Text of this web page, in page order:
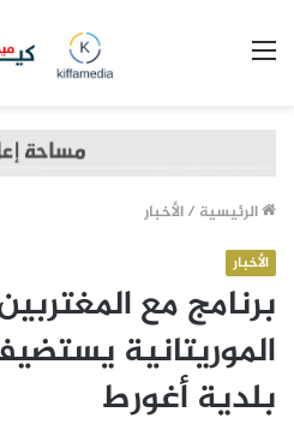
الرئيسية /الأخبار
الأخبار
برنامج مع
الموريتانية
بلدية أغورط